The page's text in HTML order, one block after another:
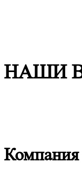
НАШИ
Компания